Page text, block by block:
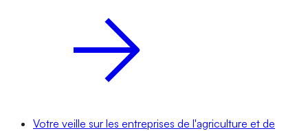
Votre veille sur les entreprises de l'agriculture et de